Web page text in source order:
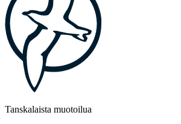
Tanskalaista muotoilua